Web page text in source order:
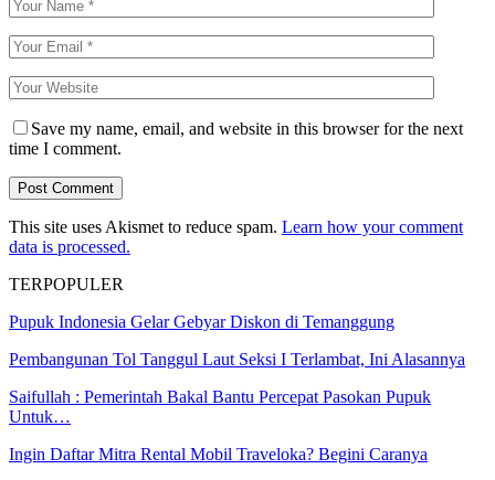
Save my name, email, and website in this browser for the next
time I comment.
This site uses Akismet to reduce spam. Learn how your comment
data is processed.
TERPOPULER
Pupuk Indonesia Gelar Gebyar Diskon di Temanggung
Pembangunan Tol Tanggul Laut Seksi I Terlambat, Ini Alasannya
Saifullah : Pemerintah Bakal Bantu Percepat Pasokan Pupuk
Untuk…
Ingin Daftar Mitra Rental Mobil Traveloka? Begini Caranya